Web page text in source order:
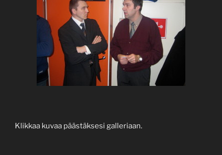
Klikkaa kuvaa päästäksesi galleriaan.